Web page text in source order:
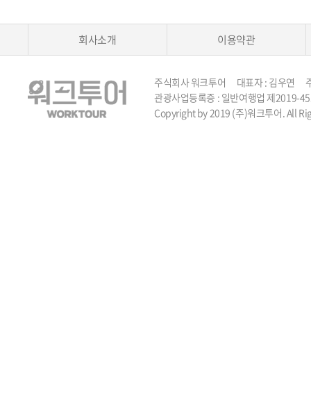
회사소개 이용약관
주식회사 워크투어 대표자 : 김우연
관광사업등록증 : 일반여행업 제
Copyright by 2019 (주)워크투어. All